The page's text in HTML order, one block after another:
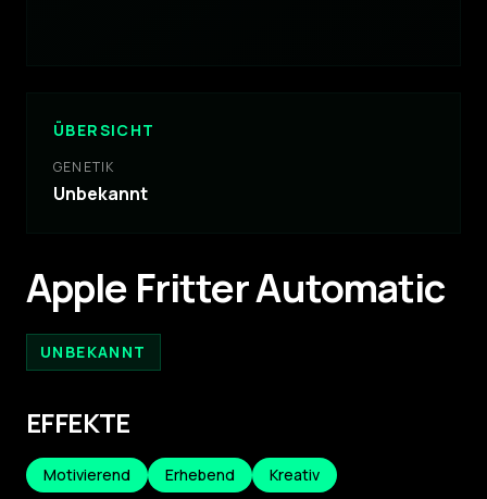
ÜBERSICHT
GENETIK
Unbekannt
Apple Fritter Automatic
UNBEKANNT
EFFEKTE
Motivierend Erhebend Kreativ